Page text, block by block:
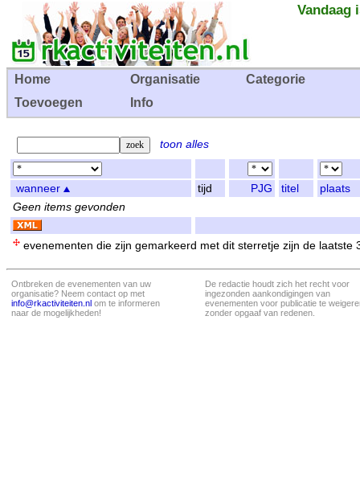
Vandaag
Home Organisatie
Categorie
Toevoegen
Info
toon alles
wanneer tijd PJG titel
plaats
Geen items gevonden
evenementen die zijn gemarkeerd met dit sterretje zijn de laatste
Ontbreken de evenementen van uw
organisatie? Neem contact op met
info@rkactiviteiten.nl om te informeren
naar de mogelijkheden!
De redactie houdt zich het recht voor
ingezonden aankondigingen van
evenementen voor publicatie te
zonder opgaaf van redenen.